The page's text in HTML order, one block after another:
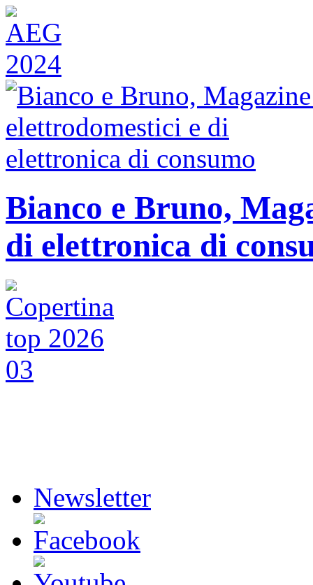
Bianco e Bruno,
di elettronica di
Newsletter